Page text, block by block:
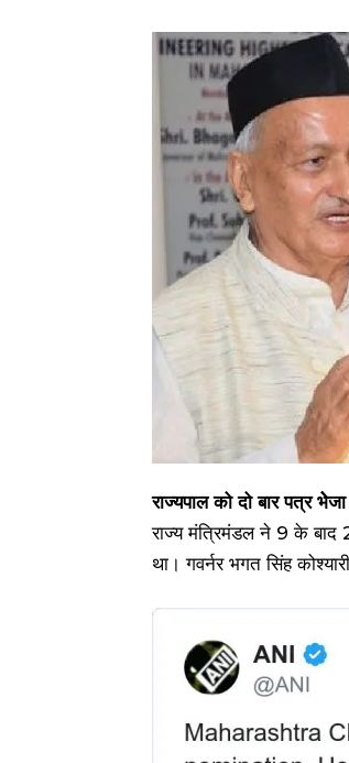
राज्यपाल को दो बार पत्र
राज्य मंत्रिमंडल ने 9 के बाद
था। गवर्नर भगत सिंह